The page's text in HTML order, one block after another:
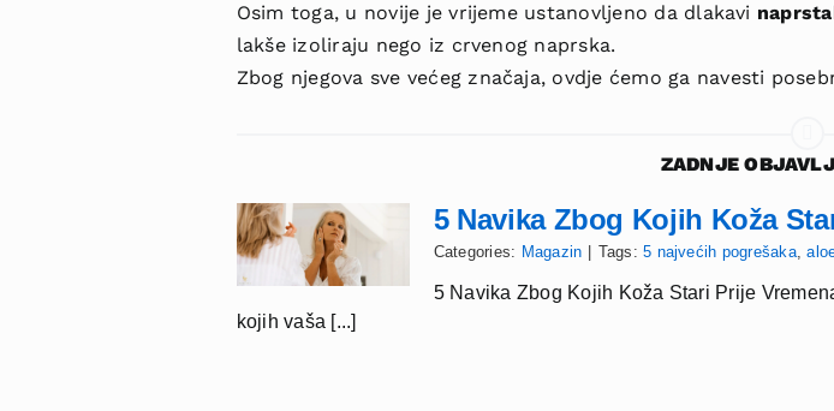
Osim toga, u novije je vrijeme ustanov­ljeno da dlakavi
lakše izoliraju nego iz crvenog naprska.
Zbog njegova sve većeg značaja, ovdje ćemo ga navesti
ZADNJE
5 Navika Zbog Kojih Koža
Categories: Magazin Tags:5 najvećih pogrešaka,
5 Navika Zbog Kojih Koža Stari Prije
kojih vaša [...]